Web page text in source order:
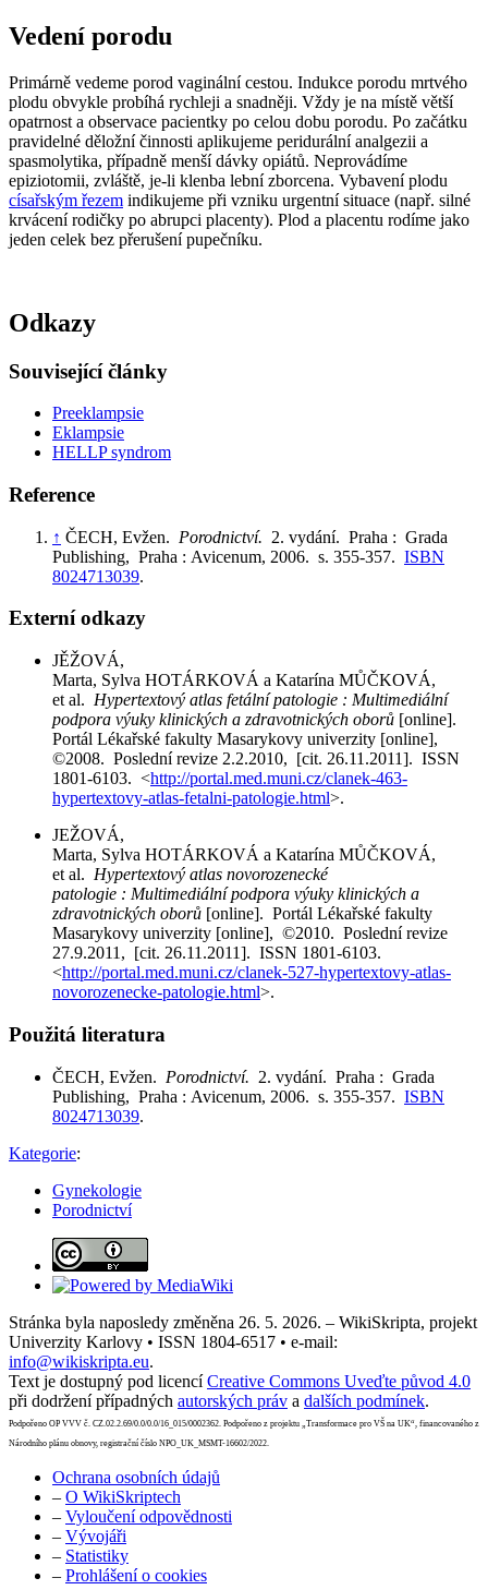
Vedení porodu
Primárně vedeme porod vaginální cestou. Indukce porodu mrtvého
plodu obvykle probíhá rychleji a snadněji. Vždy je na místě větší
opatrnost a observace pacientky po celou dobu porodu. Po začátku
pravidelné děložní činnosti aplikujeme peridurální analgezii a
spasmolytika, případně menší dávky opiátů. Neprovádíme
epiziotomii, zvláště, je-li klenba lební zborcena. Vybavení plodu
císařským řezem indikujeme při vzniku urgentní situace (např. silné
krvácení rodičky po abrupci placenty). Plod a placentu rodíme jako
jeden celek bez přerušení pupečníku.
Odkazy
Související články
Preeklampsie
Eklampsie
HELLP syndrom
Reference
↑ ČECH, Evžen. Porodnictví. 2. vydání. Praha : Grada
Publishing, Praha : Avicenum, 2006. s. 355-357. ISBN
8024713039.
Externí odkazy
JĚŽOVÁ,
Marta, Sylva HOTÁRKOVÁ a Katarína MŮČKOVÁ,
et al. Hypertextový atlas fetální patologie : Multimediální
podpora výuky klinických a zdravotnických oborů [online].
Portál Lékařské fakulty Masarykovy univerzity [online],
©2008. Poslední revize 2.2.2010, [cit. 26.11.2011]. ISSN
1801-6103. <http://portal.med.muni.cz/clanek-463-
hypertextovy-atlas-fetalni-patologie.html>.
JEŽOVÁ,
Marta, Sylva HOTÁRKOVÁ a Katarína MŮČKOVÁ,
et al. Hypertextový atlas novorozenecké
patologie : Multimediální podpora výuky klinických a
zdravotnických oborů [online]. Portál Lékařské fakulty
Masarykovy univerzity [online], ©2010. Poslední revize
27.9.2011, [cit. 26.11.2011]. ISSN 1801-6103.
<http://portal.med.muni.cz/clanek-527-hypertextovy-atlas-
novorozenecke-patologie.html>.
Použitá literatura
ČECH, Evžen. Porodnictví. 2. vydání. Praha : Grada
Publishing, Praha : Avicenum, 2006. s. 355-357. ISBN
8024713039.
Kategorie:
Gynekologie
Porodnictví
Stránka byla naposledy změněna 26. 5. 2026. – WikiSkripta, projekt
Univerzity Karlovy • ISSN 1804-6517 • e-mail:
info@wikiskripta.eu.
Text je dostupný pod licencíCreative Commons Uveďte původ 4.0
při dodržení případných autorských práv a dalších podmínek.
Podpořeno OP VVV č. CZ.02.2.69/0.0/0.0/16_015/0002362. Podpořeno z projektu „Transformace pro VŠ na UK“, financovaného z
Národního plánu obnovy, registrační číslo NPO_UK_MSMT-16602/2022.
Ochrana osobních údajů
– O WikiSkriptech
– Vyloučení odpovědnosti
– Vývojáři
– Statistiky
– Prohlášení o cookies